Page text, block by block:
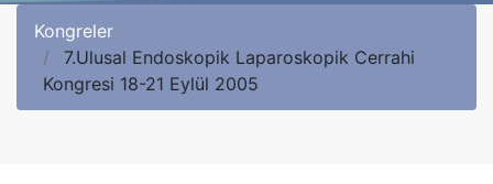
Kongreler
7.Ulusal Endoskopik Laparoskopik Cerrahi
Kongresi 18-21 Eylül 2005